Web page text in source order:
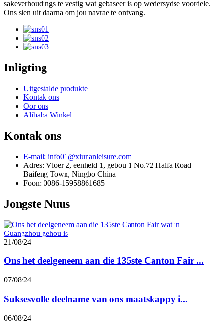
sakeverhoudings te vestig wat gebaseer is op wedersydse voordele.
Ons sien uit daarna om jou navrae te ontvang.
Inligting
Uitgestalde produkte
Kontak ons
Oor ons
Alibaba Winkel
Kontak ons
E-mail: info01@xiunanleisure.com
Adres: Vloer 2, eenheid 1, gebou 1 No.72 Haifa Road
Baifeng Town, Ningbo China
Foon: 0086-15958861685
Jongste Nuus
21/08/24
Ons het deelgeneem aan die 135ste Canton Fair ...
07/08/24
Suksesvolle deelname van ons maatskappy i...
06/08/24